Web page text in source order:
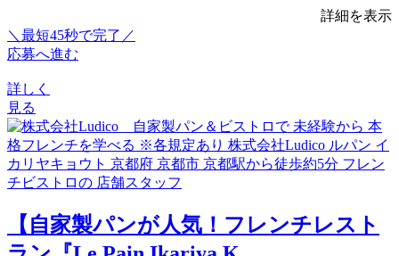
詳細を表示
＼最短45秒で完了／
応募へ進む
詳しく
見る
【自家製パンが人気！フレンチレスト